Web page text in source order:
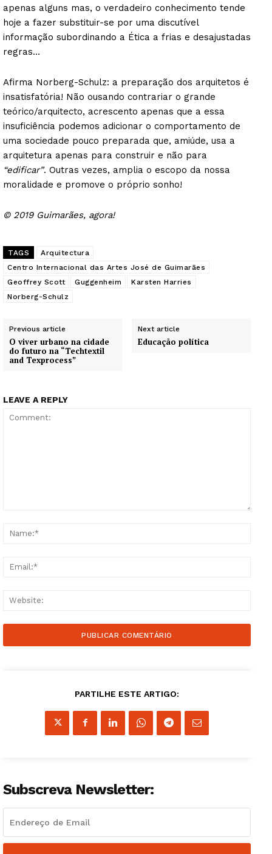
Guimarães, agora!
apenas alguns mas, o verdadeiro conhecimento tende
hoje a fazer substituir-se por uma discutível
informação subordinando a Ética a frias e desajustadas
regras…
Afirma Norberg-Schulz: a preparação dos arquitetos é
insatisfatória! Não ousando contrariar o grande
teórico/arquitecto, acrescento apenas que a essa
insuficiência podemos adicionar o comportamento de
uma sociedade pouco preparada que, amiúde, usa a
arquitetura apenas para construir e não para
“edificar”. Outras vezes, amplia o escopo da nossa
moralidade e promove o próprio sonho!
© 2019 Guimarães, agora!
TAGS
Arquitectura
Centro Internacional das Artes José de Guimarães
Geoffrey Scott
Guggenheim
Karsten Harries
Norberg-Schulz
Previous article
O viver urbano na cidade
do futuro na “Techtextil
and Texprocess”
Next article
Educação política
LEAVE A REPLY
PARTILHE ESTE ARTIGO:
Subscreva Newsletter: